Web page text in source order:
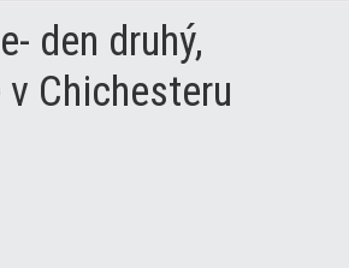
den druhý,
Chichesteru